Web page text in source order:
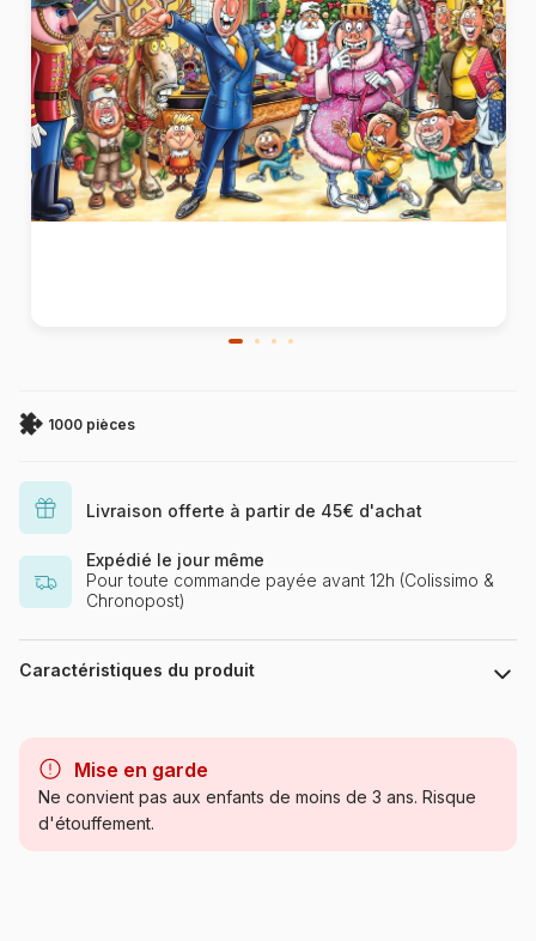
1000 pièces
Livraison offerte à partir de 45€ d'achat
Expédié le jour même
Pour toute commande payée avant 12h (Colissimo &
Chronopost)
Caractéristiques du produit
Catégorie Puzzles - Humour et Satire
Mise en garde
Ne convient pas aux enfants de moins de 3 ans. Risque
d'étouffement.